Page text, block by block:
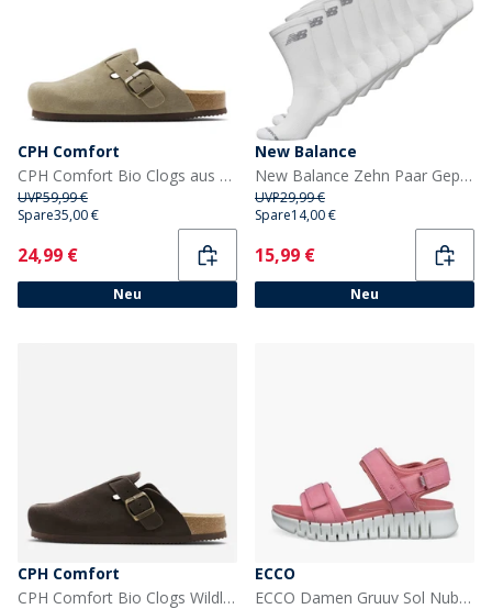
CPH Comfort
CPH Comfort Bio Clogs aus Wildleder Sandalen Taupe
UVP59,99 €
Spare35,00 €
Current
24,99 €
Neu
New Balance
New Balance Zehn Paar Gepolsterte Socken Weiß
UVP29,99 €
Spare14,00 €
Current
15,99 €
Neu
CPH Comfort
CPH Comfort Bio Clogs Wildleder Sandalen Dark Brown
ECCO
ECCO Damen Gruuv Sol Nubuck Knöchelriemen Sandalen Old Rose